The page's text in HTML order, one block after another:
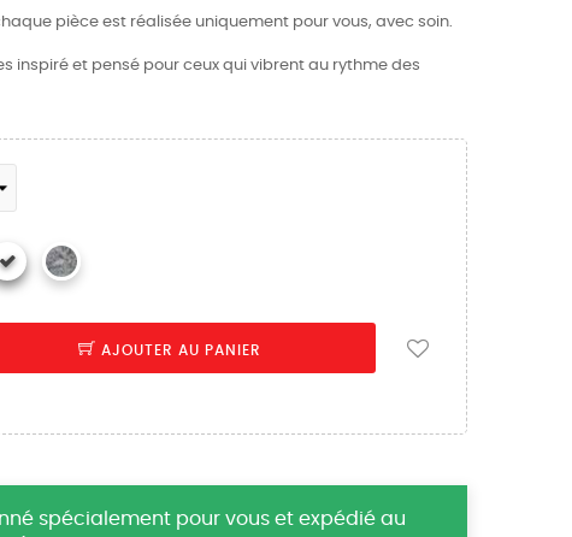
pièce est réalisée uniquement pour vous, avec soin.
inspiré et pensé pour ceux qui vibrent au rythme des
AJOUTER AU PANIER
spécialement pour vous et expédié au